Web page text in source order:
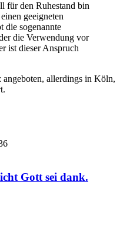
für den Ruhestand bin
geeigneten
die sogenannte
die Verwendung vor
ist dieser Anspruch
allerdings in Köln,
Gott sei dank.